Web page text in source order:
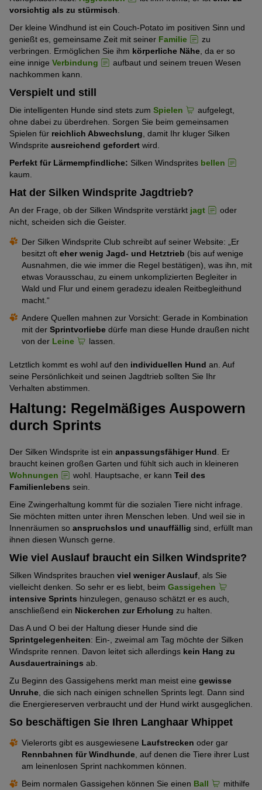
vorsichtig als zu stürmisch
Der kleine Windhund ist ein Couch-Potato im positiven Sinn und
genießt es, gemeinsame Zeit mit seiner Familie
zu
verbringen. Ermöglichen Sie ihm körperliche Nähe , da er so
eine innige Verbindung
aufbaut und seinem treuen Wesen
nachkommen kann.
Verspielt und still
Die intelligenten Hunde sind stets zum Spielen
aufgelegt,
ohne dabei zu überdrehen. Sorgen Sie beim gemeinsamen
Spielen für reichlich Abwechslung , damit Ihr kluger Silken
Windsprite ausreichend gefordert wird.
Perfekt für Lärmempfindliche: Silken Windsprites bellen
kaum.
Hat der Silken Windsprite Jagdtrieb?
An der Frage, ob der Silken Windsprite verstärkt jagt
oder
nicht, scheiden sich die Geister.
Der Silken Windsprite Club schreibt auf seiner Website: „Er
besitzt oft eher wenig Jagd- und Hetztrieb (bis auf wenige
Ausnahmen, die wie immer die Regel bestätigen), was ihn, mit
etwas Vorausschau, zu einem unkomplizierten Begleiter in
Wald und Flur und einem geradezu idealen Reitbegleithund
macht.“
Andere Quellen mahnen zur Vorsicht: Gerade in Kombination
mit der Sprintvorliebe dürfe man diese Hunde draußen nicht
von der Leine lassen.
Letztlich kommt es wohl auf den individuellen Hund an. Auf
seine Persönlichkeit und seinen Jagdtrieb sollten Sie Ihr
Verhalten abstimmen.
Haltung: Regelmäßiges Auspowern
durch Sprints
Der Silken Windsprite ist ein anpassungsfähiger Hund. Er
braucht keinen großen Garten und fühlt sich auch in kleineren
Wohnungen
wohl. Hauptsache, er kann Teil des
Familienlebens sein.
Eine Zwingerhaltung kommt für die sozialen Tiere nicht infrage.
Sie möchten mitten unter ihren Menschen leben. Und weil sie in
Innenräumen so anspruchslos und unauffällig sind, erfüllt man
ihnen diesen Wunsch gerne.
Wie viel Auslauf braucht ein Silken Windsprite?
Silken Windsprites brauchen viel weniger Auslauf, als Sie
vielleicht denken. So sehr er es liebt, beim Gassigehen
intensive Sprints hinzulegen, genauso schätzt er es auch,
anschließend ein Nickerchen zur Erholung zu halten.
Das A und O bei der Haltung dieser Hunde sind die
Sprintgelegenheiten: Ein-, zweimal am Tag möchte der Silken
Windsprite rennen. Davon leitet sich allerdings kein Hang zu
Ausdauertrainings ab.
Zu Beginn des Gassigehens merkt man meist eine gewisse
Unruhe, die sich nach einigen schnellen Sprints legt. Dann sind
die Energiereserven verbraucht und der Hund wirkt ausgeglichen.
So beschäftigen Sie Ihren Langhaar Whippet
Vielerorts gibt es ausgewiesene Laufstrecken oder gar
Rennbahnen für Windhunde, auf denen die Tiere ihrer Lust
am leinenlosen Sprint nachkommen können.
Beim normalen Gassigehen können Sie einen Ball
mithilfe